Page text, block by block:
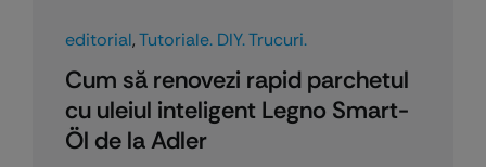
editorial,Tutoriale. DIY. Trucuri.
Cum să renovezi rapid parchetul
cu uleiul inteligent Legno Smart-
Öl de la Adler